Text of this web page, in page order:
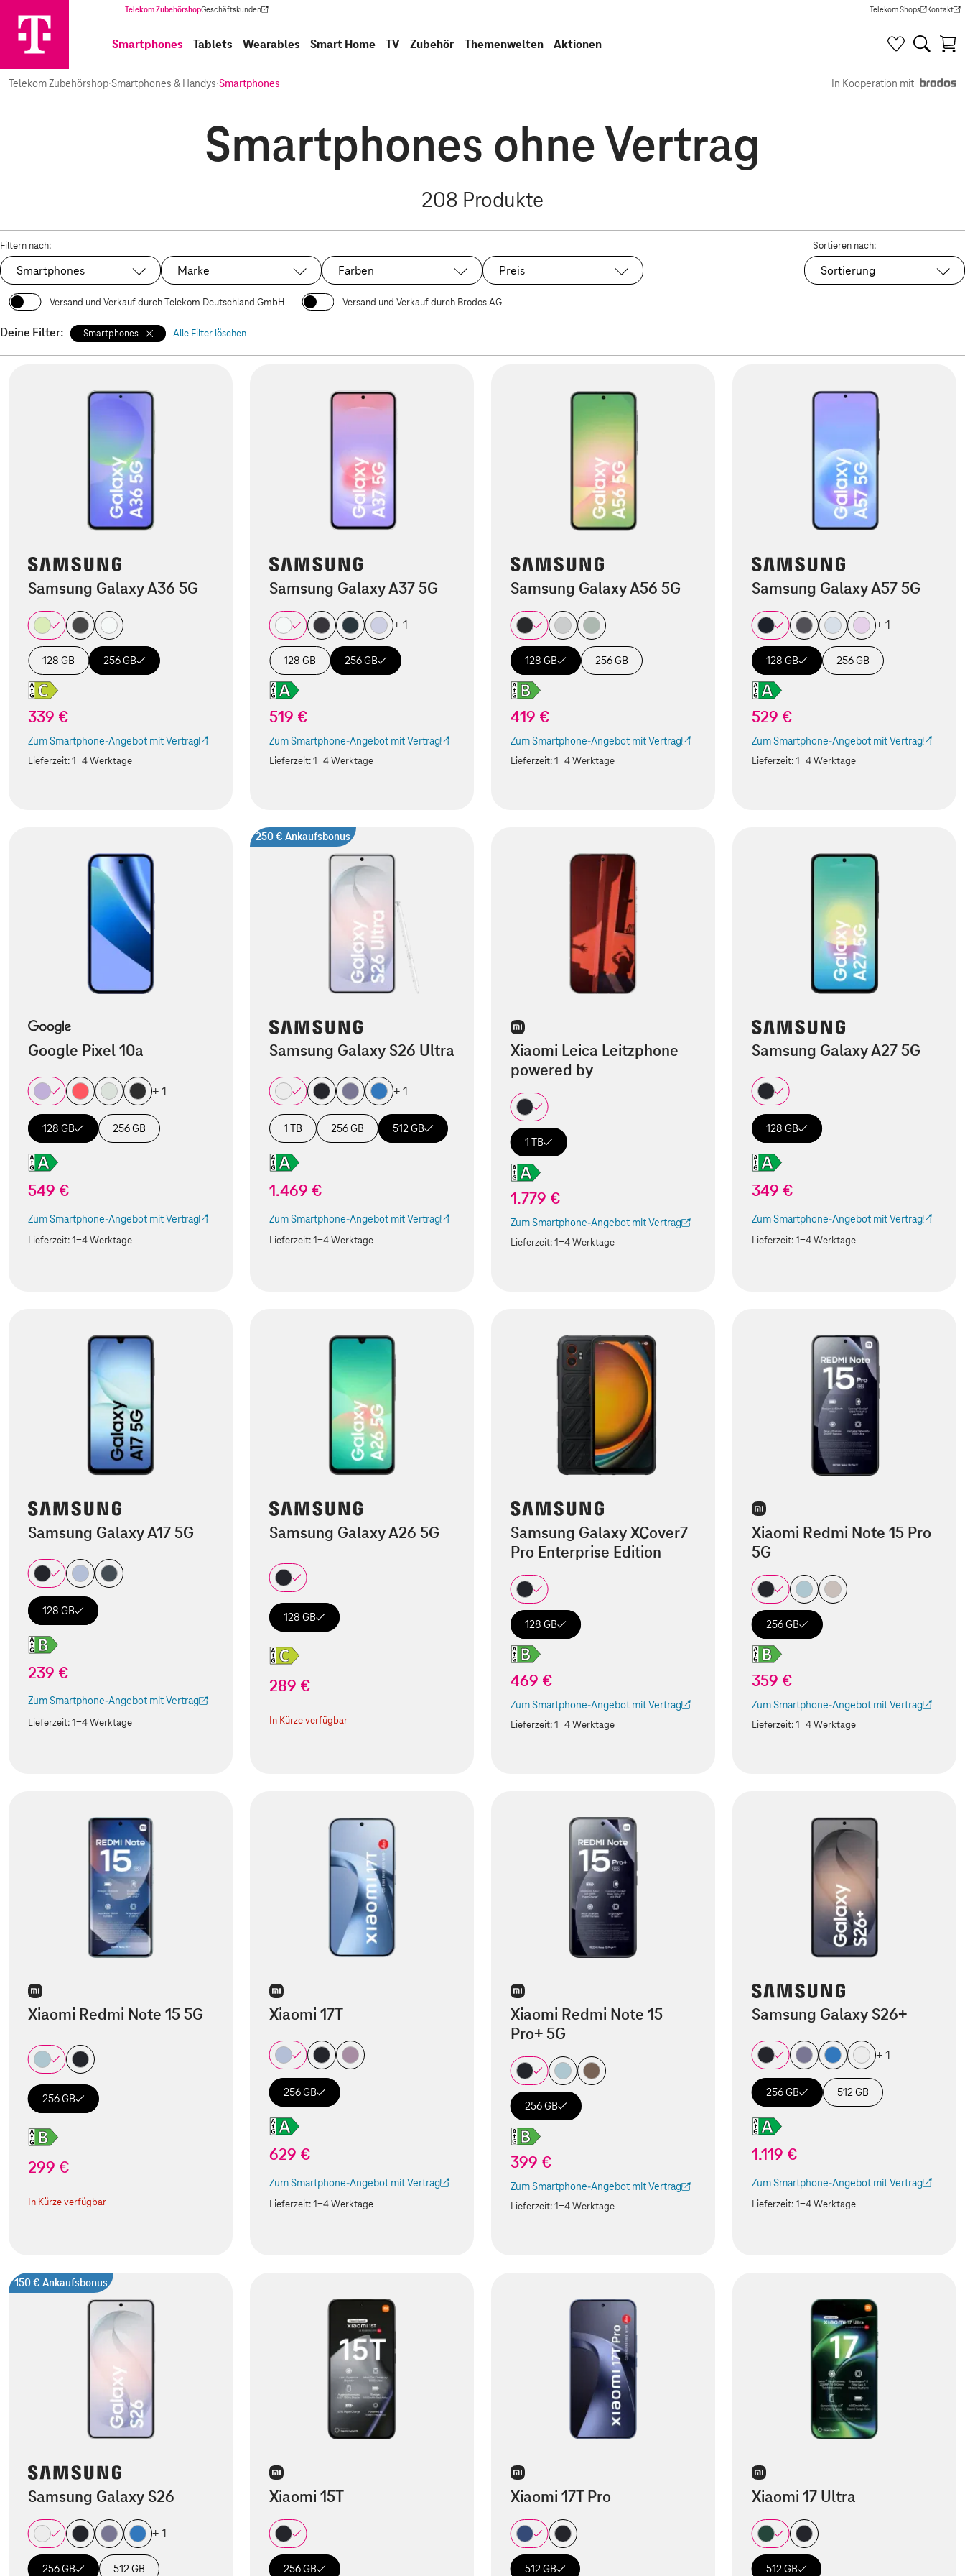
Telekom ZubehörshopGeschäftskunden
(Wird in einem neuen Tab geöffnet) Telekom Shops
(Wird in einem neuen Tab
Kontakt
(Wird in
Smartphones Tablets Wearables Smart Home TV Zubehör Themenwelten Aktionen
Telekom Zubehörshop·Smartphones & Handys·Smartphones In Kooperation mit
Smartphones ohne Vertrag
208 Produkte
Filtern nach:
Ausgewählt:
Smartphones Marke Farben Preis
Sortieren nach:
Sortierung
Versand und Verkauf durch Telekom Deutschland GmbH Versand und Verkauf durch Brodos AG
Deine Filter: Smartphones Alle Filter löschen
Samsung Galaxy A36 5G
128 GB 256 GB
339 €
Zum Smartphone-Angebot mit Vertrag
(Der Link wird in einem neuen Tab geöffnet)
Lieferzeit:1-4 Werktage
Samsung Galaxy A37 5G
+ 1
128 GB 256 GB
519 €
Zum Smartphone-Angebot mit Vertrag
(Der Link wird in einem neuen Tab geöffnet)
Lieferzeit:1-4 Werktage
Samsung Galaxy A56 5G
128 GB 256 GB
419 €
Zum Smartphone-Angebot mit Vertrag
(Der Link wird in einem neuen Tab geöffnet)
Lieferzeit:1-4 Werktage
Samsung Galaxy A57 5G
+ 1
128 GB 256 GB
529 €
Zum Smartphone-Angebot mit Vertrag
(Der Link wird in einem neuen Tab geöffnet)
Lieferzeit:1-4 Werktage
Google Pixel 10a
+ 1
128 GB 256 GB
549 €
Zum Smartphone-Angebot mit Vertrag
(Der Link wird in einem neuen Tab geöffnet)
Lieferzeit:1-4 Werktage
250 € Ankaufsbonus
Samsung Galaxy S26 Ultra
+ 1
1 TB 256 GB 512 GB
1.469 €
Zum Smartphone-Angebot mit Vertrag
(Der Link wird in einem neuen Tab geöffnet)
Lieferzeit:1-4 Werktage
Xiaomi Leica Leitzphone
powered by
1 TB
1.779 €
Zum Smartphone-Angebot mit Vertrag
(Der Link wird in einem neuen Tab geöffnet)
Lieferzeit:1-4 Werktage
Samsung Galaxy A27 5G
128 GB
349 €
Zum Smartphone-Angebot mit Vertrag
(Der Link wird in einem neuen Tab geöffnet)
Lieferzeit:1-4 Werktage
Samsung Galaxy A17 5G
128 GB
239 €
Zum Smartphone-Angebot mit Vertrag
(Der Link wird in einem neuen Tab geöffnet)
Lieferzeit:1-4 Werktage
Samsung Galaxy A26 5G
128 GB
289 €
In Kürze verfügbar
Samsung Galaxy XCover7
Pro Enterprise Edition
128 GB
469 €
Zum Smartphone-Angebot mit Vertrag
(Der Link wird in einem neuen Tab geöffnet)
Lieferzeit:1-4 Werktage
Xiaomi Redmi Note 15 Pro
5G
256 GB
359 €
Zum Smartphone-Angebot mit Vertrag
(Der Link wird in einem neuen Tab geöffnet)
Lieferzeit:1-4 Werktage
Xiaomi Redmi Note 15 5G
256 GB
299 €
In Kürze verfügbar
Xiaomi 17T
256 GB
629 €
Zum Smartphone-Angebot mit Vertrag
(Der Link wird in einem neuen Tab geöffnet)
Lieferzeit:1-4 Werktage
Xiaomi Redmi Note 15
Pro+ 5G
256 GB
399 €
Zum Smartphone-Angebot mit Vertrag
(Der Link wird in einem neuen Tab geöffnet)
Lieferzeit:1-4 Werktage
Samsung Galaxy S26+
+ 1
256 GB 512 GB
1.119 €
Zum Smartphone-Angebot mit Vertrag
(Der Link wird in einem neuen Tab geöffnet)
Lieferzeit:1-4 Werktage
150 € Ankaufsbonus
Samsung Galaxy S26
+ 1
256 GB 512 GB
Xiaomi 15T
256 GB
Xiaomi 17T Pro
512 GB
Xiaomi 17 Ultra
512 GB